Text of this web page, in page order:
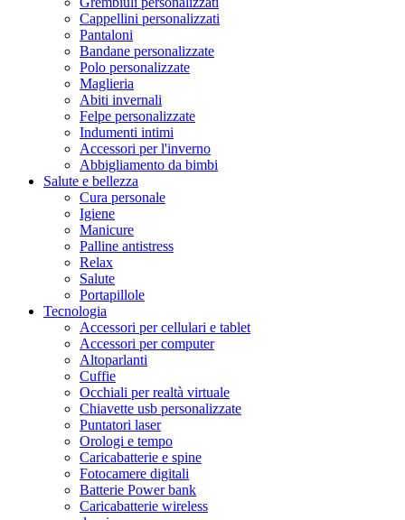
Cappellini personalizzati
Pantaloni
Bandane personalizzate
Polo personalizzate
Maglieria
Abiti invernali
Felpe personalizzate
Indumenti intimi
Accessori per l'inverno
Abbigliamento da bimbi
Salute e bellezza
Cura personale
Igiene
Manicure
Palline antistress
Relax
Salute
Portapillole
Tecnologia
Accessori per cellulari e tablet
Accessori per computer
Altoparlanti
Cuffie
Occhiali per realtà virtuale
Chiavette usb personalizzate
Puntatori laser
Orologi e tempo
Caricabatterie e spine
Fotocamere digitali
Batterie Power bank
Caricabatterie wireless